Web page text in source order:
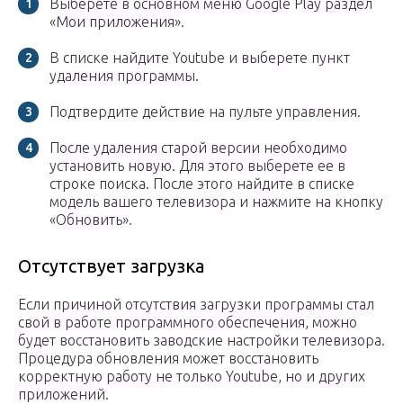
Выберете в основном меню Google Play раздел
«Мои приложения».
В списке найдите Youtube и выберете пункт
удаления программы.
Подтвердите действие на пульте управления.
После удаления старой версии необходимо
установить новую. Для этого выберете ее в
строке поиска. После этого найдите в списке
модель вашего телевизора и нажмите на кнопку
«Обновить».
Отсутствует загрузка
Если причиной отсутствия загрузки программы стал
свой в работе программного обеспечения, можно
будет восстановить заводские настройки телевизора.
Процедура обновления может восстановить
корректную работу не только Youtube, но и других
приложений.